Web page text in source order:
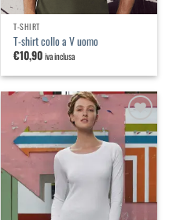
T-SHIRT
T-shirt collo a V uomo
€10,90iva inclusa
Aggiungi
alla
lista dei
desideri